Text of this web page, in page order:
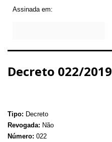
Assinada em:
Decreto 022/2019
Tipo: Decreto
Revogada: Não
Número: 022